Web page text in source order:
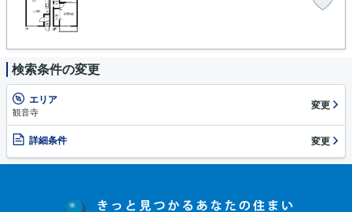
検索条件の変更
エリア
観音寺
変更
詳細条件 変更